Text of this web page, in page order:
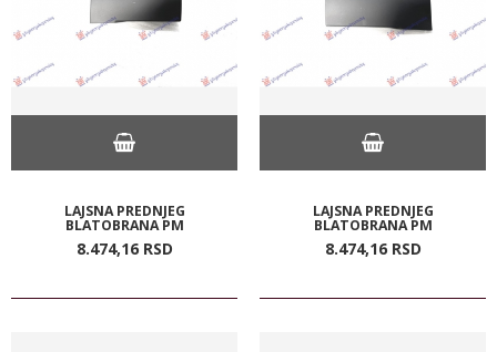
LAJSNA PREDNJEG
BLATOBRANA PM
8.474,16 RSD
LAJSNA PREDNJEG
BLATOBRANA PM
8.474,16 RSD